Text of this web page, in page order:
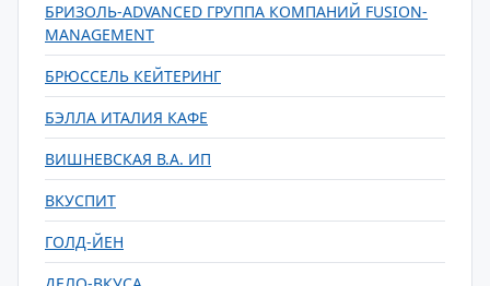
БРИЗОЛЬ-ADVANCED ГРУППА КОМПАНИЙ FUSION-
MANAGEMENT
БРЮССЕЛЬ КЕЙТЕРИНГ
БЭЛЛА ИТАЛИЯ КАФЕ
ВИШНЕВСКАЯ В.А. ИП
ВКУСПИТ
ГОЛД-ЙЕН